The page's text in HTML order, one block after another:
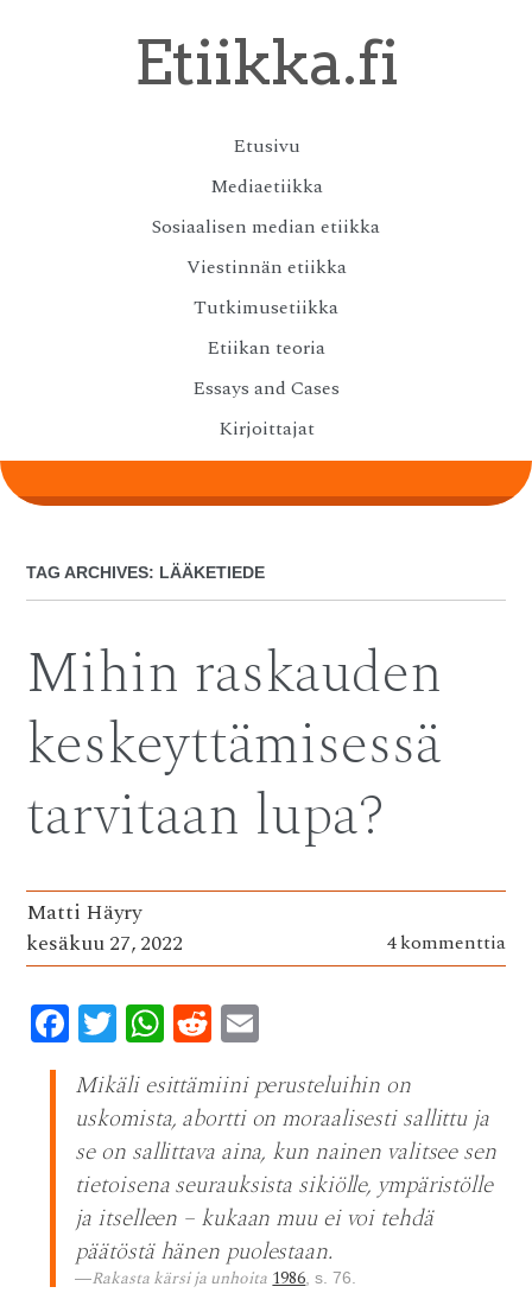
Etiikka.fi
Etusivu
Mediaetiikka
Sosiaalisen median etiikka
Viestinnän etiikka
Tutkimusetiikka
Etiikan teoria
Essays and Cases
Kirjoittajat
TAG ARCHIVES: LÄÄKETIEDE
Mihin raskauden
keskeyttämisessä
tarvitaan lupa?
Matti Häyry
kesäkuu 27, 2022
4 kommenttia
F
ac
e
b
o
o
k
T
w
it
te
r
W
h
at
s
A
p
p
R
e
d
di
t
ai
l
Mikäli esittämiini perusteluihin on
uskomista, abortti on moraalisesti sallittu ja
se on sallittava aina, kun nainen valitsee sen
tietoisena seurauksista sikiölle, ympäristölle
ja itselleen – kukaan muu ei voi tehdä
päätöstä hänen puolestaan.
Rakasta kärsi ja unhoita 1986, s. 76.